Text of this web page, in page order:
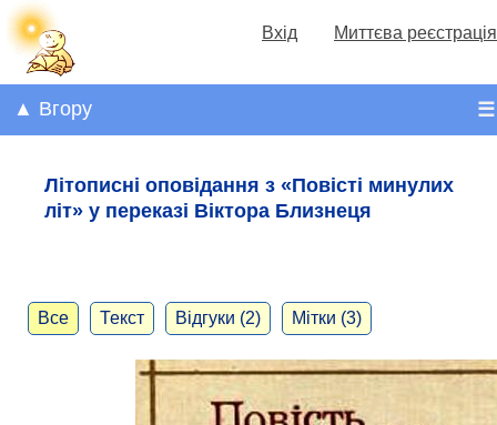
Вхід Миттєва реєстрація
☰
▲ Вгору
Літописні оповідання з «Повісті минулих
літ» у переказі Віктора Близнеця
Все Текст Відгуки (2) Мітки (3)